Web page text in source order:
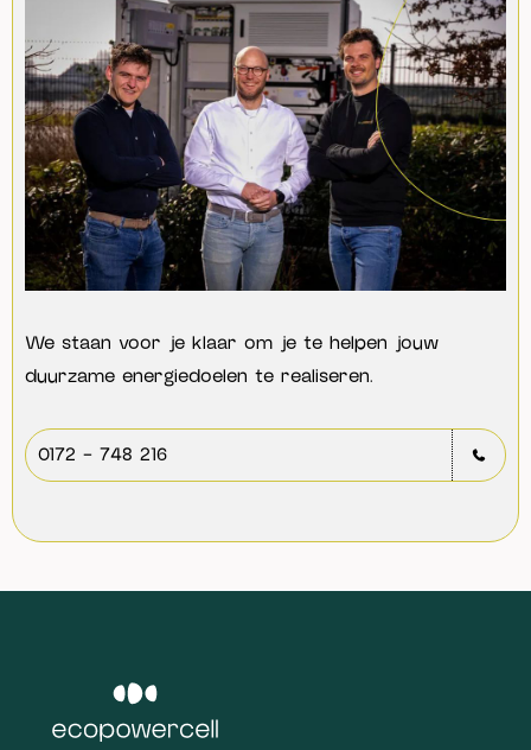
We staan voor je klaar om je te helpen jouw
duurzame energiedoelen te realiseren.
0172 - 748 216